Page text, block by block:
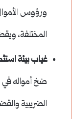
ورؤوس
المختلفة،
غياب بيئة
ضخ أمواله في
الضريبية